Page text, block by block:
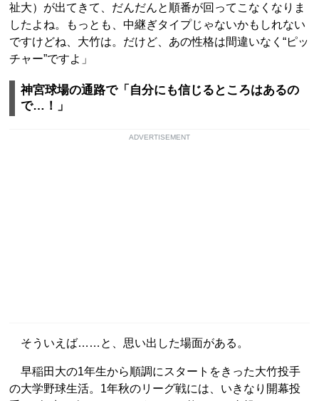
祉大）が出てきて、だんだんと順番が回ってこなくなりま
したよね。もっとも、中継ぎタイプじゃないかもしれない
ですけどね、大竹は。だけど、あの性格は間違いなく“ピッ
チャー”ですよ」
神宮球場の通路で「自分にも信じるところはあるの
で…！」
ADVERTISEMENT
そういえば……と、思い出した場面がある。
早稲田大の1年生から順調にスタートをきった大竹投手
の大学野球生活。1年秋のリーグ戦には、いきなり開幕投